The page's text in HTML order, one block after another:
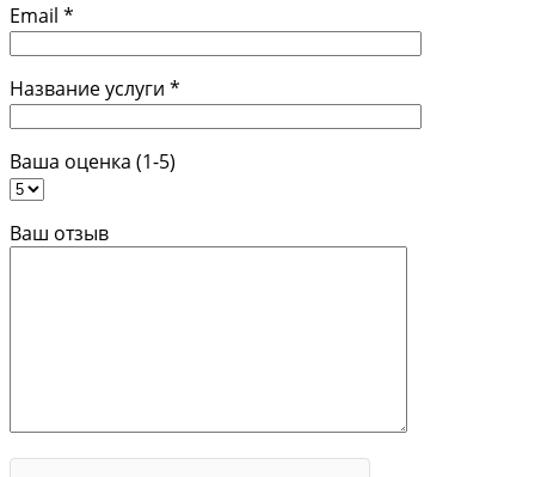
Email *
Название услуги *
Ваша оценка (1-5)
Ваш отзыв